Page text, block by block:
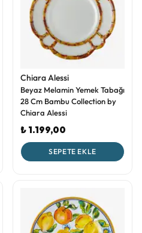
Chiara Alessi
Beyaz Melamin Yemek Tabağı
28 Cm Bambu Collection by
Chiara Alessi
₺ 1.199,00
SEPETE EKLE